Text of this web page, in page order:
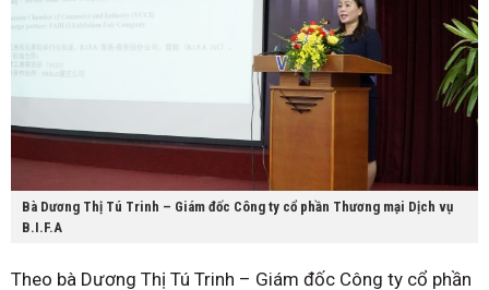
Bà Dương Thị Tú Trinh – Giám đốc Công ty cổ phần Thương mại Dịch vụ
B.I.F.A
Theo bà Dương Thị Tú Trinh – Giám đốc Công ty cổ phần